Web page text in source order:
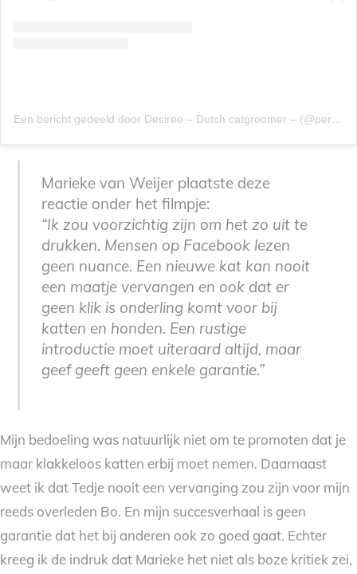
Marieke van Weijer plaatste deze
reactie onder het filmpje:
“Ik zou voorzichtig zijn om het zo uit te
drukken. Mensen op Facebook lezen
geen nuance. Een nieuwe kat kan nooit
een maatje vervangen en ook dat er
geen klik is onderling komt voor bij
katten en honden. Een rustige
introductie moet uiteraard altijd, maar
geef geeft geen enkele garantie.”
Mijn bedoeling was natuurlijk niet om te promoten dat je
maar klakkeloos katten erbij moet nemen. Daarnaast
weet ik dat Tedje nooit een vervanging zou zijn voor mijn
reeds overleden Bo. En mijn succesverhaal is geen
garantie dat het bij anderen ook zo goed gaat. Echter
kreeg ik de indruk dat Marieke het niet als boze kritiek zei,